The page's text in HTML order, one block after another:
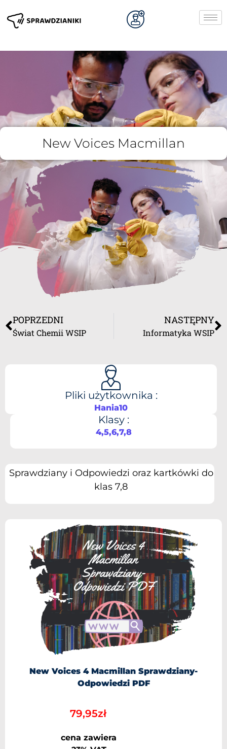
New Voices Macmillan
POPRZEDNI
Świat Chemii WSIP
NASTĘPNY
Informatyka WSIP
Pliki użytkownika :
Hania10
Klasy :
4,5,6,7,8
Sprawdziany i Odpowiedzi oraz kartkówki do
klas 7,8
New Voices 4 Macmillan Sprawdziany-
Odpowiedzi PDF
79,95zł
cena zawiera